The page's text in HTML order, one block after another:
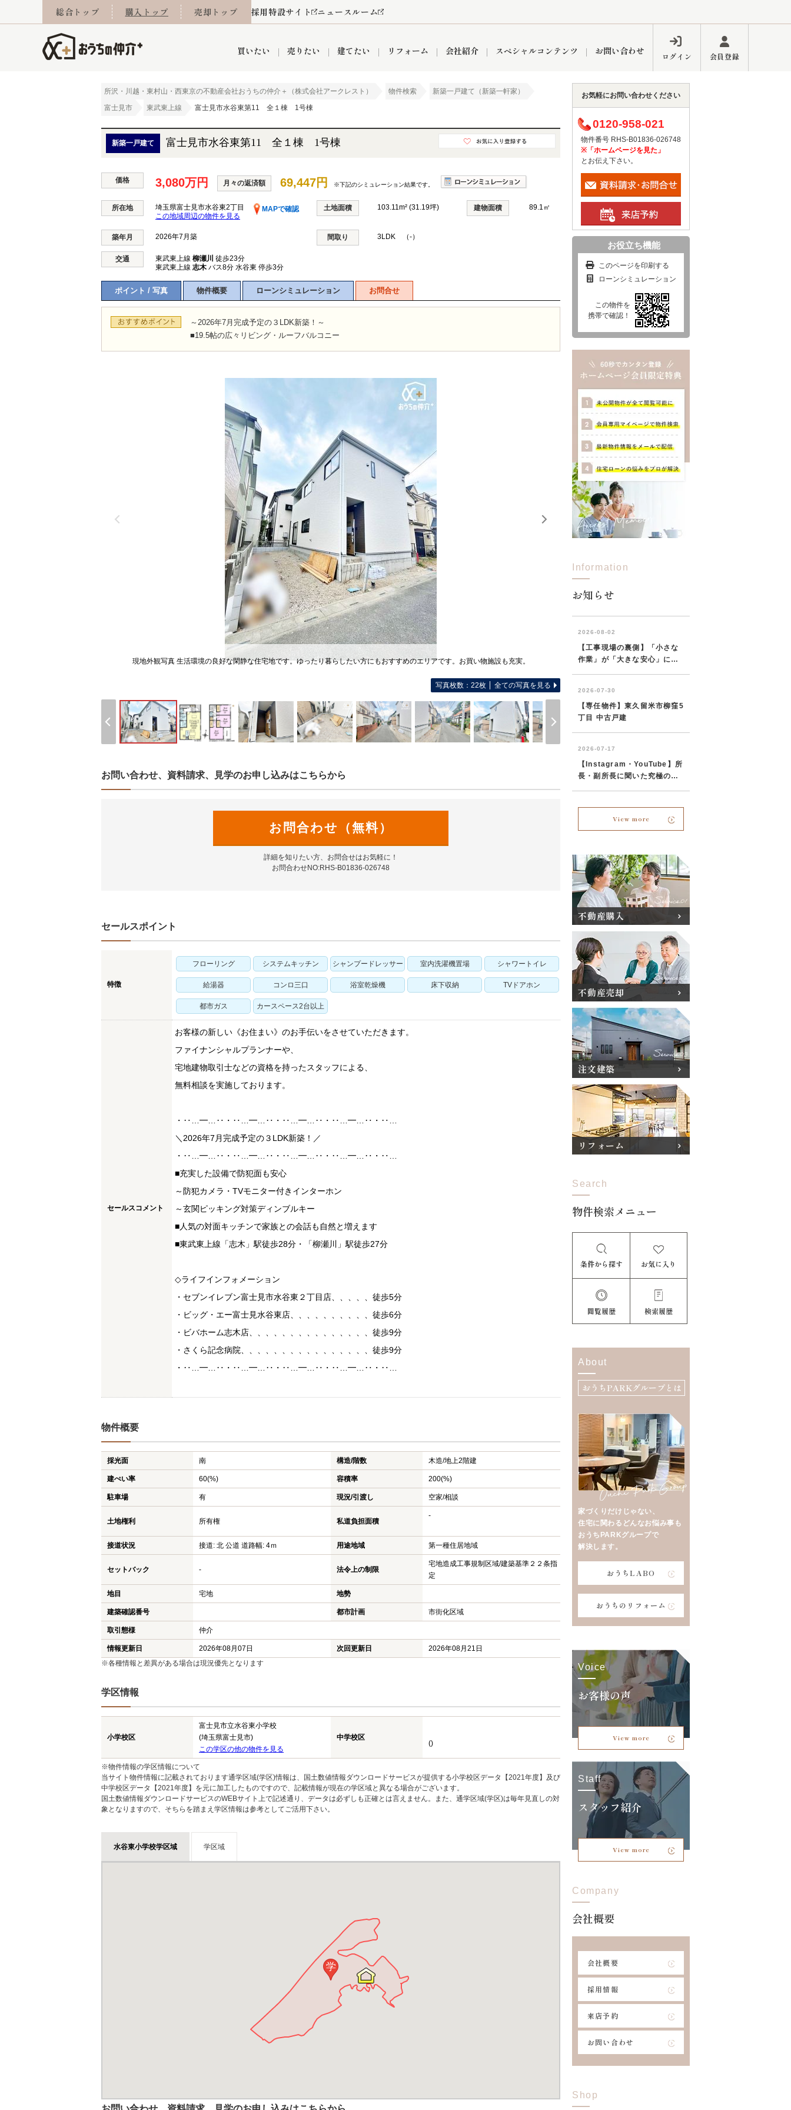
総合トップ 購入トップ 売却トップ 採用特設サイト ニュースルーム
買いたい
当社お預かり物件 グループ会社施工物件 リノベーション済み物件
今月の住宅ローン金利
東村山市 東大和市
東久留米市
小平市 練馬区
売りたい
相続 住み替え 離婚 不動産買取 空き家 リースバック
西東京市 練馬区
建てたい リフォーム 会社紹介
インフォメーション ブログ
小手指営業所 所沢営業所 東所沢営業所 入間営業所 ひばりケ丘営業所 秋津営業所 東久留米営業所
おうちLABO
スペシャルコンテンツ お問い合わせ ログイン 会員登録
所沢・川越・東村山・西東京の不動産会社おうちの仲介＋（株式会社アークレスト） 物件検索
新築一戸建て（新築一軒家）
富士見市
東武東上線 富士見市水谷東第11 全１棟 1号棟
新築一戸建て 富士見市水谷東第11 全１棟 1号棟
価格 3,080万円 月々の返済額 69,447円 ※下記のシミュレーション結果です。
所在地 埼玉県富士見市水谷東2丁目
MAPで確認
この地域周辺の物件を見る
土地面積 103.11m² (31.19坪) 建物面積 89.1㎡
築年月 2026年7月築 間取り 3LDK （-）
交通 東武東上線 柳瀬川 徒歩23分
東武東上線 志木 バス8分 水谷東 停歩3分
ポイント / 写真 物件概要 ローンシミュレーション お問合せ
～2026年7月完成予定の３LDK新築！～
■19.5帖の広々リビング・ルーフバルコニー
現地外観写真 生活環境の良好な閑静な住宅地です。ゆったり暮らしたい方にもおすすめのエリアです。お買い物施設も充実。
2026年7月完成予定です！家族が暮らしやすい動線に配慮した間
写真枚数：22枚 全ての写真を見る
お問い合わせ、資料請求、見学のお申し込みはこちらから
お問合わせ（無料）
詳細を知りたい方、お問合せはお気軽に！
お問合わせNO:RHS-B01836-026748
セールスポイント
特徴
フローリング システムキッチン シャンプードレッサー 室内洗濯機置場 シャワートイレ
給湯器 コンロ三口 浴室乾燥機 床下収納 TVドアホン
都市ガス カースペース2台以上
セールスコメント
お客様の新しい《お住まい》のお手伝いをさせていただきます。
ファイナンシャルプランナーや、
宅地建物取引士などの資格を持ったスタッフによる、
無料相談を実施しております。
・‥…━…‥・‥…━…‥・‥…━…‥・‥…━…‥・‥…
＼2026年7月完成予定の３LDK新築！／
・‥…━…‥・‥…━…‥・‥…━…‥・‥…━…‥・‥…
■充実した設備で防犯面も安心
～防犯カメラ・TVモニター付きインターホン
～玄関ピッキング対策ディンブルキー
■人気の対面キッチンで家族との会話も自然と増えます
■東武東上線「志木」駅徒歩28分・「柳瀬川」駅徒歩27分
◇ライフインフォメーション
・セブンイレブン富士見市水谷東２丁目店、、、、、徒歩5分
・ビッグ・エー富士見水谷東店、、、、、、、、、、徒歩6分
・ビバホーム志木店、、、、、、、、、、、、、、、徒歩9分
・さくら記念病院、、、、、、、、、、、、、、、、徒歩9分
・‥…━…‥・‥…━…‥・‥…━…‥・‥…━…‥・‥…
物件概要
採光面 南 構造/階数 木造/地上2階建
建ぺい率 60(%) 容積率 200(%)
駐車場 有 現況/引渡し 空家/相談
土地権利 所有権 私道負担面積
-
接道状況 接道: 北 公道 道路幅: 4ｍ 用途地域 第一種住居地域
セットバック - 法令上の制限
宅地造成工事規制区域/建築基準２２条指
定
地目 宅地 地勢
建築確認番号 都市計画 市街化区域
取引態様 仲介
情報更新日 2026年08月07日 次回更新日
2026年08月21日
※各種情報と差異がある場合は現況優先となります
学区情報
小学校区
富士見市立水谷東小学校
(埼玉県富士見市)
この学区の他の物件を見る
中学校区
()
※物件情報の学区情報について
当サイト物件情報に記載されております通学区域(学区)情報は、国土数値情報ダウンロードサービスが提供する小学校区データ【2021年度】及び
中学校区データ【2021年度】を元に加工したものですので、記載情報が現在の学区域と異なる場合がございます。
国土数値情報ダウンロードサービスのWEBサイト上で記述通り、データは必ずしも正確とは言えません。また、通学区域(学区)は毎年見直しの対
象となりますので、そちらを踏まえ学区情報は参考としてご活用下さい。
水谷東小学校学区域 学区域
学
お気軽にお問い合わせください
0120-958-021
物件番号 RHS-B01836-026748
※「ホームページを見た」
とお伝え下さい。
お役立ち機能
このページを印刷する
ローンシミュレーション
この物件を
携帯で確認！
Information
お知らせ
View more
不動産購入
不動産売却
注文建築
リフォーム
Search
物件検索メニュー
条件から探す お気に入り
閲覧履歴 検索履歴
About
おうちPARKグループとは
家づくりだけじゃない、
住宅に関わるどんなお悩み事も
おうちPARKグループで
解決します。
おうちLABO
おうちのリフォーム
Voice
お客様の声
View more
Staff
スタッフ紹介
View more
Company
会社概要
会社概要
採用情報
来店予約
お問い合わせ
Shop